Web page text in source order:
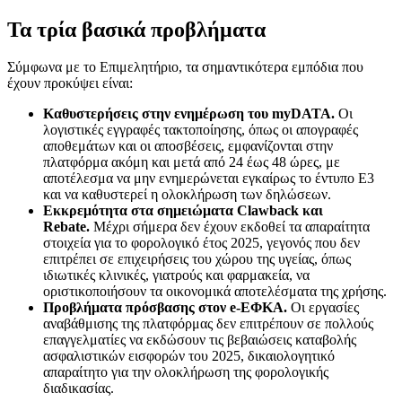
Τα τρία βασικά προβλήματα
Σύμφωνα με το Επιμελητήριο, τα σημαντικότερα εμπόδια που
έχουν προκύψει είναι:
Καθυστερήσεις στην ενημέρωση του myDATA. Οι
λογιστικές εγγραφές τακτοποίησης, όπως οι απογραφές
αποθεμάτων και οι αποσβέσεις, εμφανίζονται στην
πλατφόρμα ακόμη και μετά από 24 έως 48 ώρες, με
αποτέλεσμα να μην ενημερώνεται εγκαίρως το έντυπο Ε3
και να καθυστερεί η ολοκλήρωση των δηλώσεων.
Εκκρεμότητα στα σημειώματα Clawback και
Rebate. Μέχρι σήμερα δεν έχουν εκδοθεί τα απαραίτητα
στοιχεία για το φορολογικό έτος 2025, γεγονός που δεν
επιτρέπει σε επιχειρήσεις του χώρου της υγείας, όπως
ιδιωτικές κλινικές, γιατρούς και φαρμακεία, να
οριστικοποιήσουν τα οικονομικά αποτελέσματα της χρήσης.
Προβλήματα πρόσβασης στον e-ΕΦΚΑ. Οι εργασίες
αναβάθμισης της πλατφόρμας δεν επιτρέπουν σε πολλούς
επαγγελματίες να εκδώσουν τις βεβαιώσεις καταβολής
ασφαλιστικών εισφορών του 2025, δικαιολογητικό
απαραίτητο για την ολοκλήρωση της φορολογικής
διαδικασίας.